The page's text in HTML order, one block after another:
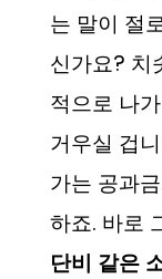
는 말이 절
신가요? 치
적으로 나
거우실 겁
가는 공과
하죠. 바로
단비 같은